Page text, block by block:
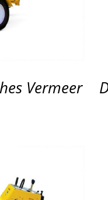
Vermeer